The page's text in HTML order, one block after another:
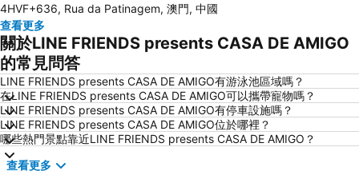
大三巴牌坊
澳門漁人碼頭
香港屯門
珠海灣仔碼頭
Gongkoubeian
澳門外港客運碼頭
澳門格蘭披治大賽車
澳門旅遊塔
斗門區
珠海金灣機場
金灣區
九洲港
4HVF+636, Rua da Patinagem, 澳門, 中國
查看更多
關於LINE FRIENDS presents CASA DE AMIGO
的常見問答
LINE FRIENDS presents CASA DE AMIGO有游泳池區域嗎？
在LINE FRIENDS presents CASA DE AMIGO可以攜帶寵物嗎？
LINE FRIENDS presents CASA DE AMIGO有停車設施嗎？
LINE FRIENDS presents CASA DE AMIGO位於哪裡？
哪些熱門景點靠近LINE FRIENDS presents CASA DE AMIGO？
查看更多